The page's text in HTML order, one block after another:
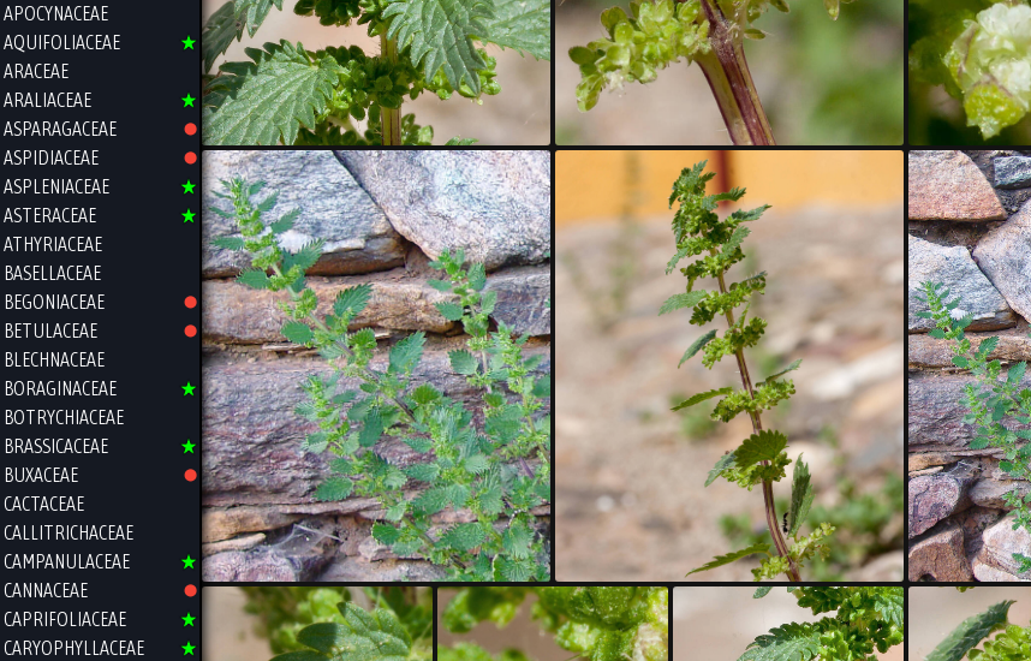
APOCYNACEAE
AQUIFOLIACEAE
ARACEAE
ARALIACEAE
ASPARAGACEAE
ASPIDIACEAE
ASPLENIACEAE
ASTERACEAE
ATHYRIACEAE
BASELLACEAE
BEGONIACEAE
BETULACEAE
BLECHNACEAE
BORAGINACEAE
BOTRYCHIACEAE
BRASSICACEAE
BUXACEAE
CACTACEAE
CALLITRICHACEAE
CAMPANULACEAE
CANNACEAE
CAPRIFOLIACEAE
CARYOPHYLLACEAE